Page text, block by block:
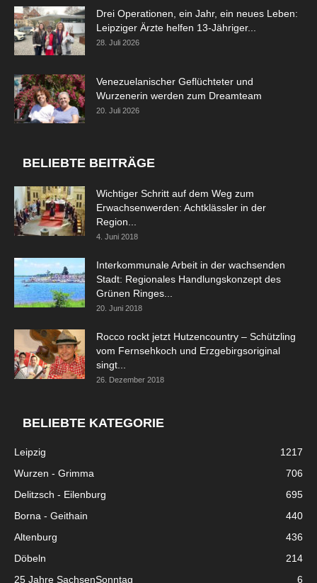
Drei Operationen, ein Jahr, ein neues Leben:
Leipziger Ärzte helfen 13-Jähriger...
28. Juli 2026
Venezuelanischer Geflüchteter und
Wurzenerin werden zum Dreamteam
20. Juli 2026
BELIEBTE BEITRÄGE
Wichtiger Schritt auf dem Weg zum
Erwachsenwerden: Achtklässler in der
Region...
4. Juni 2018
Interkommunale Arbeit in der wachsenden
Stadt: Regionales Handlungskonzept des
Grünen Ringes...
20. Juni 2018
Rocco rockt jetzt Hutzencountry – Schützling
vom Fernsehkoch und Erzgebirgsoriginal
singt...
26. Dezember 2018
BELIEBTE KATEGORIE
Leipzig
1217
Wurzen - Grimma
706
Delitzsch - Eilenburg
695
Borna - Geithain
440
Altenburg
436
Döbeln
214
25 Jahre SachsenSonntag
6